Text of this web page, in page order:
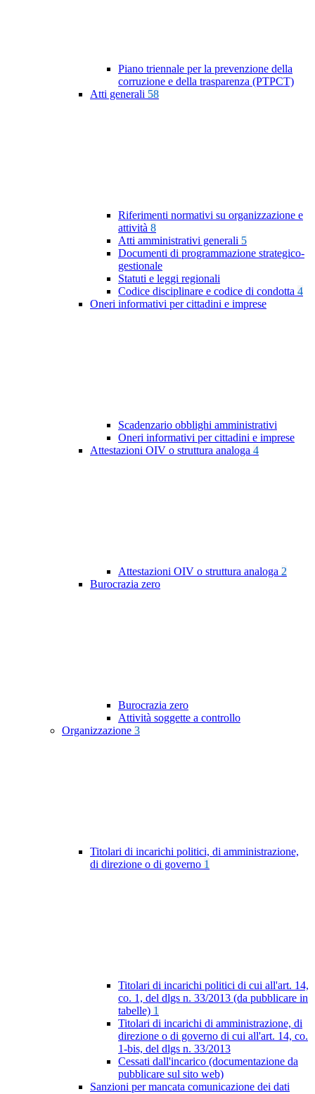
Piano triennale per la prevenzione della
corruzione e della trasparenza (PTPCT)
Atti generali 58
Riferimenti normativi su organizzazione e
attività 8
Atti amministrativi generali 5
Documenti di programmazione strategico-
gestionale
Statuti e leggi regionali
Codice disciplinare e codice di condotta 4
Oneri informativi per cittadini e imprese
Scadenzario obblighi amministrativi
Oneri informativi per cittadini e imprese
Attestazioni OIV o struttura analoga 4
Attestazioni OIV o struttura analoga 2
Burocrazia zero
Burocrazia zero
Attività soggette a controllo
Organizzazione 3
Titolari di incarichi politici, di amministrazione,
di direzione o di governo 1
Titolari di incarichi politici di cui all'art. 14,
co. 1, del dlgs n. 33/2013 (da pubblicare in
tabelle) 1
Titolari di incarichi di amministrazione, di
direzione o di governo di cui all'art. 14, co.
1-bis, del dlgs n. 33/2013
Cessati dall'incarico (documentazione da
pubblicare sul sito web)
Sanzioni per mancata comunicazione dei dati